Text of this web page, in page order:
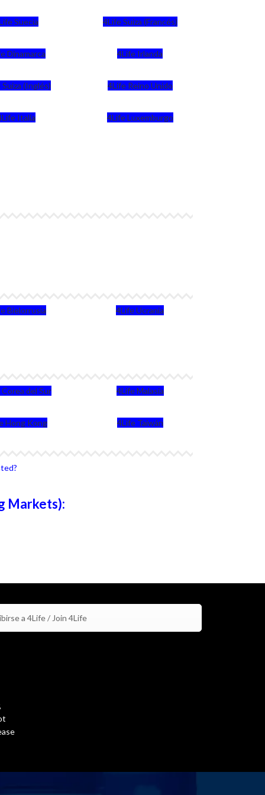
Suecia 4Life Suiza (Francés)
Dinamarca 4Life Irlanda
(Inglés) 4Life Reino Unido
Italia 4Life Luxemburgo
Bielorrusia 4Life Ucrania
del Sur 4Life Malasia
Hong Kong 4Life Taiwán
Markets):
a 4Life / Join 4Life